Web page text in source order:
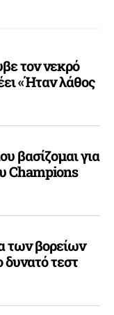
τον νεκρό
«Ήταν λάθος
βασίζομαι για
Champions
των βορείων
τεστ